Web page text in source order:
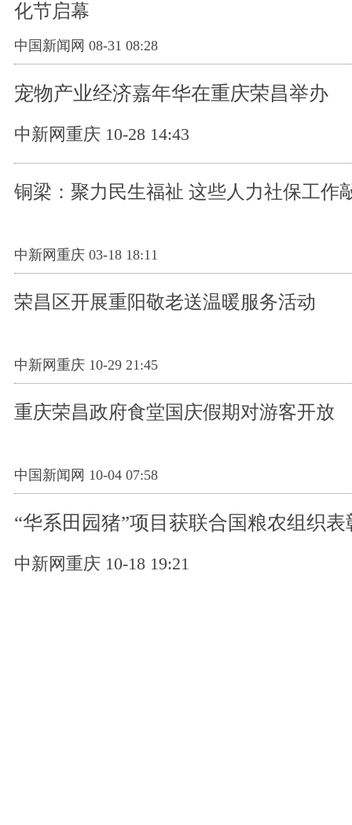
化节启幕
中国新闻网 08-31 08:28
宠物产业经济嘉年华在重庆荣昌举办
中新网重庆 10-28 14:43
铜梁：聚力民生福祉 这些人力社保工作
中新网重庆 03-18 18:11
荣昌区开展重阳敬老送温暖服务活动
中新网重庆 10-29 21:45
重庆荣昌政府食堂国庆假期对游客开放
中国新闻网 10-04 07:58
“华系田园猪”项目获联合国粮农组织表
中新网重庆 10-18 19:21